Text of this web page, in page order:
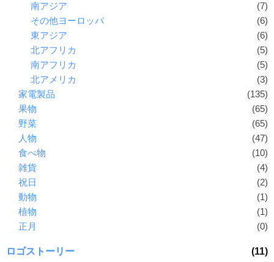
南アジア
(7)
その他ヨーロッパ
(6)
東アジア
(6)
北アフリカ
(5)
南アフリカ
(5)
北アメリカ
(3)
家電製品
(135)
果物
(65)
野菜
(65)
人物
(47)
食べ物
(10)
雑貨
(4)
祝日
(2)
動物
(1)
植物
(1)
正月
(0)
ロゴストーリー (11)